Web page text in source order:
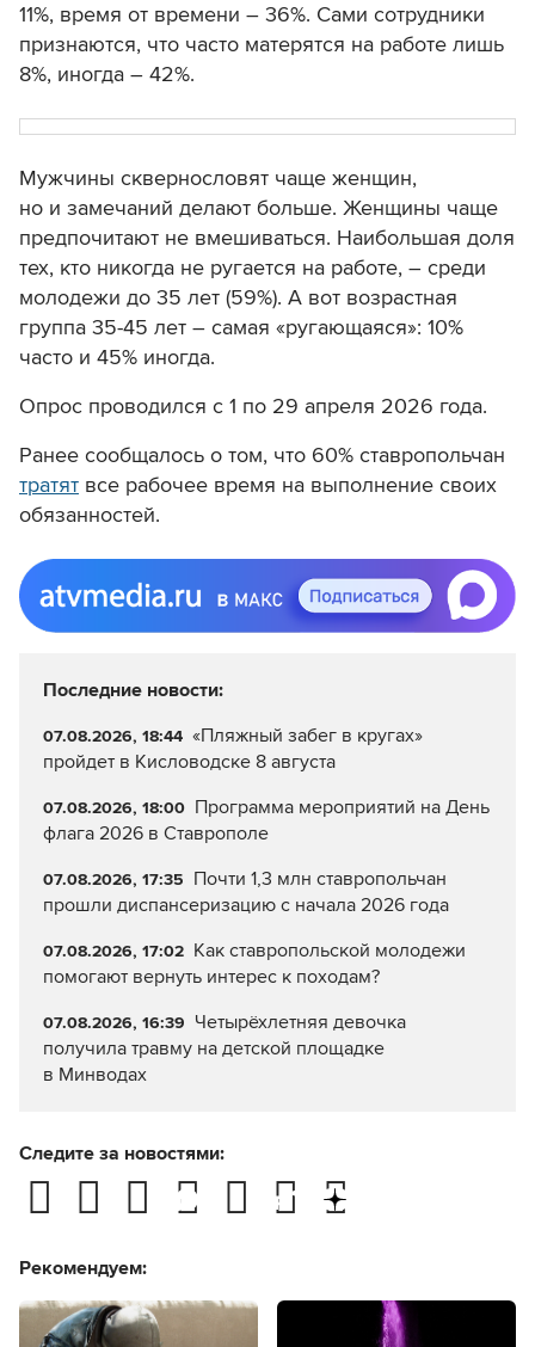
11%, время от времени – 36%. Сами сотрудники
признаются, что часто матерятся на работе лишь
8%, иногда – 42%.
Мужчины сквернословят чаще женщин,
но и замечаний делают больше. Женщины чаще
предпочитают не вмешиваться. Наибольшая доля
тех, кто никогда не ругается на работе, – среди
молодежи до 35 лет (59%). А вот возрастная
группа 35-45 лет – самая «ругающаяся»: 10%
часто и 45% иногда.
Опрос проводился с 1 по 29 апреля 2026 года.
Ранее сообщалось о том, что 60% ставропольчан
тратят все рабочее время на выполнение своих
обязанностей.
Последние новости:
07.08.2026, 18:44 «Пляжный забег в кругах»
пройдет в Кисловодске 8 августа
07.08.2026, 18:00 Программа мероприятий на День
флага 2026 в Ставрополе
07.08.2026, 17:35 Почти 1,3 млн ставропольчан
прошли диспансеризацию с начала 2026 года
07.08.2026, 17:02 Как ставропольской молодежи
помогают вернуть интерес к походам?
07.08.2026, 16:39 Четырёхлетняя девочка
получила травму на детской площадке
в Минводах
Следите за новостями:
Рекомендуем: